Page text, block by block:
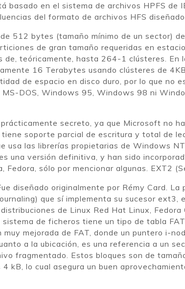
en el sistema de archivos HPFS de
del formato de archivos HFS
512 bytes (tamaño mínimo de un sector)
de gran tamaño requeridas en
teóricamente, hasta 264-1 clústeres. En
16 Terabytes usando clústeres de
de espacio en disco duro, por lo que no
DOS, Windows 95, Windows 98 ni
secreto, ya que Microsoft no
soporte parcial de escritura y total de
usa las librerías propietarias de Windows
una versión definitiva, y han sido
Fedora, sólo por mencionar algunas. EXT2
diseñado originalmente por Rémy Card.
que sí implementa su sucesor ext3,
de Linux Red Hat Linux,
de ficheros tiene un tipo de tabla
mejorada de FAT, donde un puntero i-
a la ubicación, es una referencia a un
fragmentado. Estos bloques son de
kB, lo cual asegura un buen